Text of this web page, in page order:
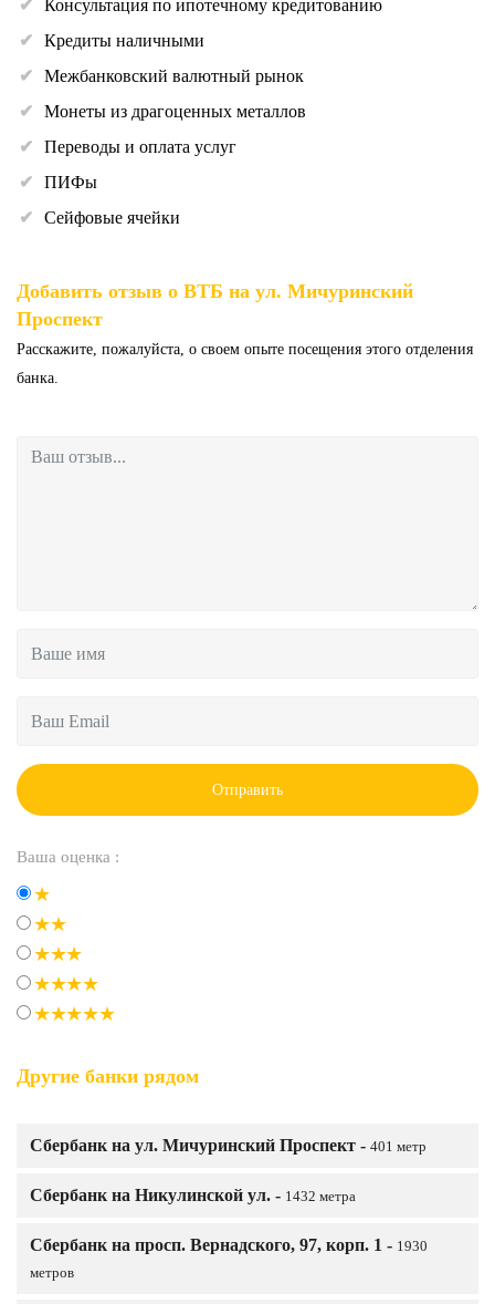
Консультация по ипотечному кредитованию
Кредиты наличными
Межбанковский валютный рынок
Монеты из драгоценных металлов
Переводы и оплата услуг
ПИФы
Сейфовые ячейки
Добавить отзыв о ВТБ на ул. Мичуринский
Проспект
Расскажите, пожалуйста, о своем опыте посещения этого отделения
банка.
Отправить
Ваша оценка :
Другие банки рядом
Сбербанк на ул. Мичуринский Проспект - 401 метр
Сбербанк на Никулинской ул. - 1432 метра
Сбербанк на просп. Вернадского, 97, корп. 1 - 1930
метров